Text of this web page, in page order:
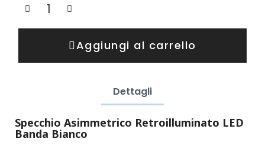
Aggiungi al carrello
Dettagli
Specchio Asimmetrico Retroilluminato LED
Banda Bianco